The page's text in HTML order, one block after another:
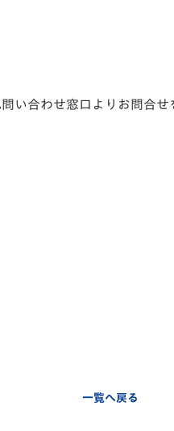
い合わせ窓口よりお問合せ
一覧へ戻る